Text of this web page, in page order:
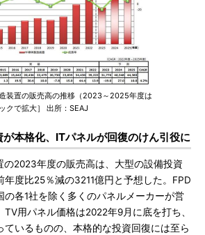
装置の販売高の推移（2023～2025年度は
クで拡大］ 出所：SEAJ
本格化、ITパネルが回復のけん引役に
2023年度の販売高は、大型の設備投資
年度比25％減の3211億円と予想した。FPD
の各1社を除く多くのパネルメーカーが営
用パネル価格は2022年9月に底を打ち、
ているものの、本格的な投資回復には至ら